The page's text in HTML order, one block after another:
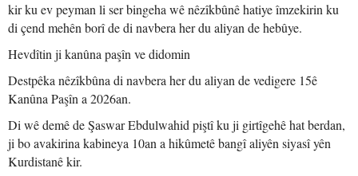
kir ku ev peyman li ser bingeha wê nêzîkbûnê hatiye îmzekirin ku
di çend mehên borî de di navbera her du aliyan de hebûye.
Hevdîtin ji kanûna paşîn ve didomin
Destpêka nêzîkbûna di navbera her du aliyan de vedigere 15ê
Kanûna Paşîn a 2026an.
Di wê demê de Şaswar Ebdulwahid piştî ku ji girtîgehê hat berdan,
ji bo avakirina kabineya 10an a hikûmetê bangî aliyên siyasî yên
Kurdistanê kir.